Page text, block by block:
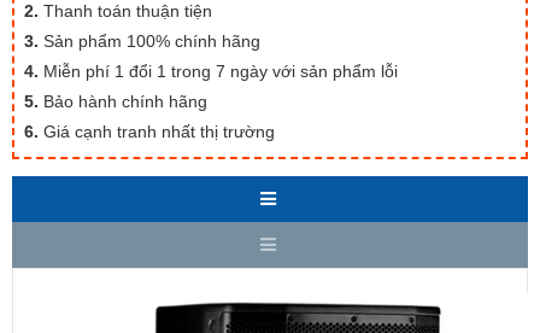
2. Thanh toán thuận tiện
3. Sản phẩm 100% chính hãng
4. Miễn phí 1 đổi 1 trong 7 ngày với sản phẩm lỗi
5. Bảo hành chính hãng
6. Giá cạnh tranh nhất thị trường